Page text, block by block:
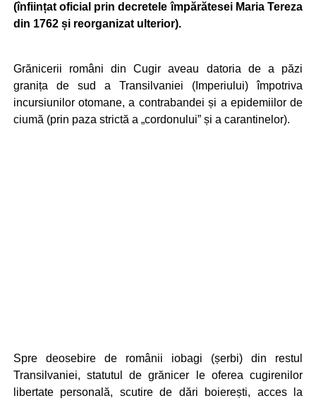
(înființat oficial prin decretele împărătesei Maria Tereza
din 1762 și reorganizat ulterior).
Grănicerii români din Cugir aveau datoria de a păzi
granița de sud a Transilvaniei (Imperiului) împotriva
incursiunilor otomane, a contrabandei și a epidemiilor de
ciumă (prin paza strictă a „cordonului” și a carantinelor).
Spre deosebire de românii iobagi (șerbi) din restul
Transilvaniei, statutul de grănicer le oferea cugirenilor
libertate personală, scutire de dări boierești, acces la